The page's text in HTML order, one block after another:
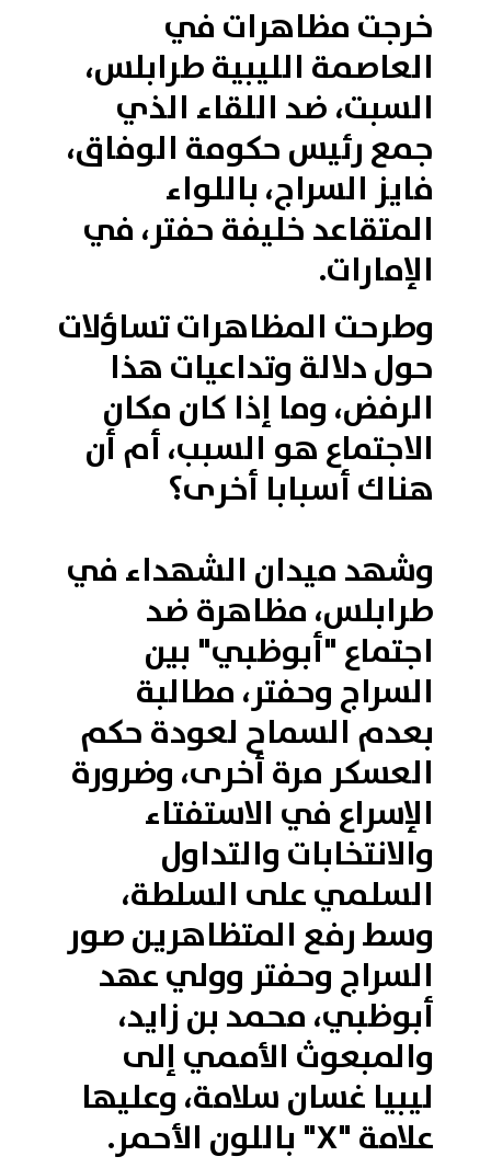
خرجت مظاهرات في
العاصمة الليبية طرابلس،
السبت، ضد اللقاء الذي
جمع رئيس حكومة الوفاق،
فايز السراج، باللواء
المتقاعد خليفة حفتر، في
الإمارات.
وطرحت المظاهرات تساؤلات
حول دلالة وتداعيات هذا
الرفض، وما إذا كان مكان
الاجتماع هو السبب، أم أن
هناك أسبابا أخرى؟
وشهد ميدان الشهداء في
طرابلس، مظاهرة ضد
اجتماع "أبوظبي" بين
السراج وحفتر، مطالبة
بعدم السماح لعودة حكم
العسكر مرة أخرى، وضرورة
الإسراع في الاستفتاء
والانتخابات والتداول
السلمي على السلطة،
وسط رفع المتظاهرين صور
السراج وحفتر وولي عهد
أبوظبي، محمد بن زايد،
والمبعوث الأممي إلى
ليبيا غسان سلامة، وعليها
علامة "X" باللون الأحمر.